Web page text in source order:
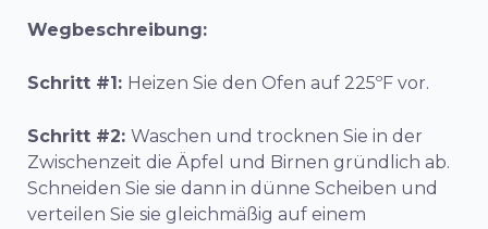
Wegbeschreibung:
Schritt #1: Heizen Sie den Ofen auf 225ºF vor.
Schritt #2: Waschen und trocknen Sie in der
Zwischenzeit die Äpfel und Birnen gründlich ab.
Schneiden Sie sie dann in dünne Scheiben und
verteilen Sie sie gleichmäßig auf einem